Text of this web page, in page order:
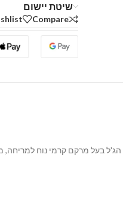
שיטת יישום
Compare
הג'ל בעל מרקם קרמי נוח למריחה,